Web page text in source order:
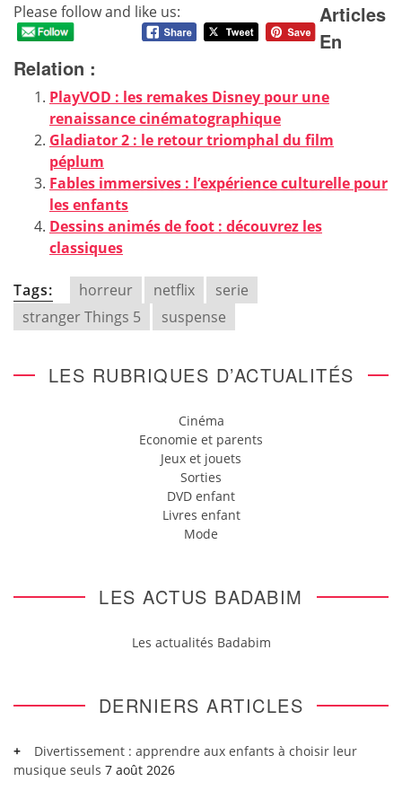
Please follow and like us:
Articles
En
Relation :
PlayVOD : les remakes Disney pour une
renaissance cinématographique
Gladiator 2 : le retour triomphal du film
péplum
Fables immersives : l’expérience culturelle pour
les enfants
Dessins animés de foot : découvrez les
classiques
Tags: horreur netflix
serie
stranger Things 5
suspense
LES RUBRIQUES D’ACTUALITÉS
Cinéma
Economie et parents
Jeux et jouets
Sorties
DVD enfant
Livres enfant
Mode
LES ACTUS BADABIM
Les actualités Badabim
DERNIERS ARTICLES
Divertissement : apprendre aux enfants à choisir leur
musique seuls 7 août 2026